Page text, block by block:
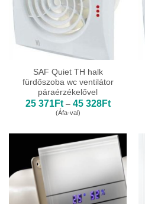
SAF Quiet TH halk
fürdőszoba wc ventilátor
páraérzékelővel
25 371Ft – 45 328Ft
45
328Ft
(Áfa-val)